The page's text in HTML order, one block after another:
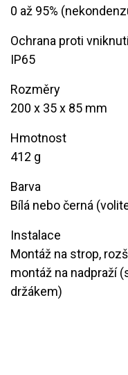
​0 až 95%
Ochrana proti
IP65
Rozměry
​200 x 35 x 85 mm
Hmotnost
412 g
Barva
​Bílá nebo černá
Instalace
Montáž na strop,
montáž na nadpraží
držákem)